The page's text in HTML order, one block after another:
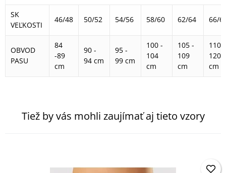
SK
VEĽKOSTI
46/48 50/52 54/56 58/60 62/64 66/
OBVOD
PASU
84
-89
cm
90 -
94 cm
95 -
99 cm
100 -
104
cm
105 -
109
cm
110 -
120
cm
Tiež by vás mohli zaujímať aj tieto vzory